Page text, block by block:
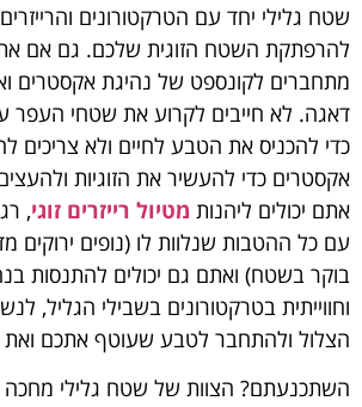
שטח גלילי יחד עם הטרקטורונים
להרפתקת השטח הזוגית שלכם. גם אם
מתחברים לקונספט של נהיגת אקסטרים
דאגה. לא חייבים לקרוע את שטחי העפר
כדי להכניס את הטבע לחיים ולא צריכים
אקסטרים כדי להעשיר את הזוגיות
אתם יכולים ליהנות מטיול רייזרים זוגי,
עם כל ההטבות שנלוות לו (נופים ירוקים
בוקר בשטח) ואתם גם יכולים להתנסות
וחווייתית בטרקטורונים בשבילי הגליל,
הצלול ולהתחבר לטבע שעוטף אתכם ואת
השתכנעתם? הצוות של שטח גלילי